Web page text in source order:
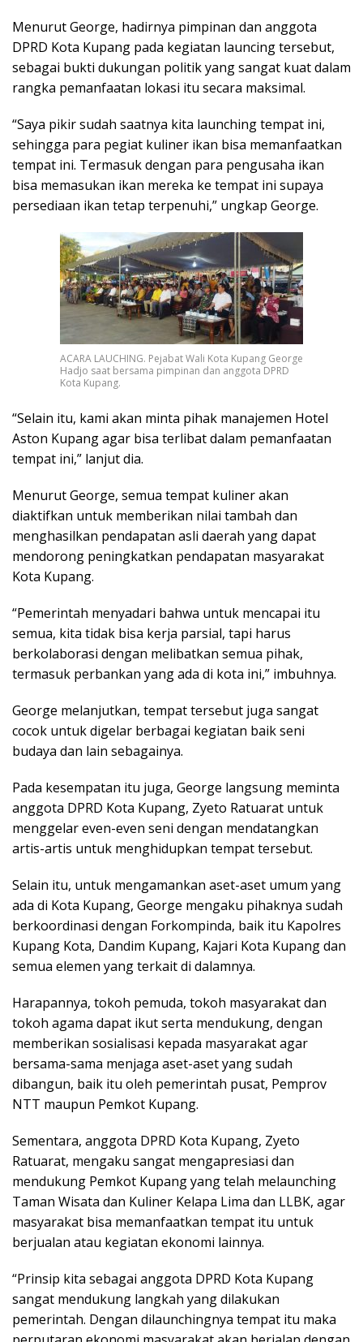
Menurut George, hadirnya pimpinan dan anggota
DPRD Kota Kupang pada kegiatan launcing tersebut,
sebagai bukti dukungan politik yang sangat kuat dalam
rangka pemanfaatan lokasi itu secara maksimal.
“Saya pikir sudah saatnya kita launching tempat ini,
sehingga para pegiat kuliner ikan bisa memanfaatkan
tempat ini. Termasuk dengan para pengusaha ikan
bisa memasukan ikan mereka ke tempat ini supaya
persediaan ikan tetap terpenuhi,” ungkap George.
ACARA LAUCHING. Pejabat Wali Kota Kupang George
Hadjo saat bersama pimpinan dan anggota DPRD
Kota Kupang.
“Selain itu, kami akan minta pihak manajemen Hotel
Aston Kupang agar bisa terlibat dalam pemanfaatan
tempat ini,” lanjut dia.
Menurut George, semua tempat kuliner akan
diaktifkan untuk memberikan nilai tambah dan
menghasilkan pendapatan asli daerah yang dapat
mendorong peningkatkan pendapatan masyarakat
Kota Kupang.
“Pemerintah menyadari bahwa untuk mencapai itu
semua, kita tidak bisa kerja parsial, tapi harus
berkolaborasi dengan melibatkan semua pihak,
termasuk perbankan yang ada di kota ini,” imbuhnya.
George melanjutkan, tempat tersebut juga sangat
cocok untuk digelar berbagai kegiatan baik seni
budaya dan lain sebagainya.
Pada kesempatan itu juga, George langsung meminta
anggota DPRD Kota Kupang, Zyeto Ratuarat untuk
menggelar even-even seni dengan mendatangkan
artis-artis untuk menghidupkan tempat tersebut.
Selain itu, untuk mengamankan aset-aset umum yang
ada di Kota Kupang, George mengaku pihaknya sudah
berkoordinasi dengan Forkompinda, baik itu Kapolres
Kupang Kota, Dandim Kupang, Kajari Kota Kupang dan
semua elemen yang terkait di dalamnya.
Harapannya, tokoh pemuda, tokoh masyarakat dan
tokoh agama dapat ikut serta mendukung, dengan
memberikan sosialisasi kepada masyarakat agar
bersama-sama menjaga aset-aset yang sudah
dibangun, baik itu oleh pemerintah pusat, Pemprov
NTT maupun Pemkot Kupang.
Sementara, anggota DPRD Kota Kupang, Zyeto
Ratuarat, mengaku sangat mengapresiasi dan
mendukung Pemkot Kupang yang telah melaunching
Taman Wisata dan Kuliner Kelapa Lima dan LLBK, agar
masyarakat bisa memanfaatkan tempat itu untuk
berjualan atau kegiatan ekonomi lainnya.
“Prinsip kita sebagai anggota DPRD Kota Kupang
sangat mendukung langkah yang dilakukan
pemerintah. Dengan dilaunchingnya tempat itu maka